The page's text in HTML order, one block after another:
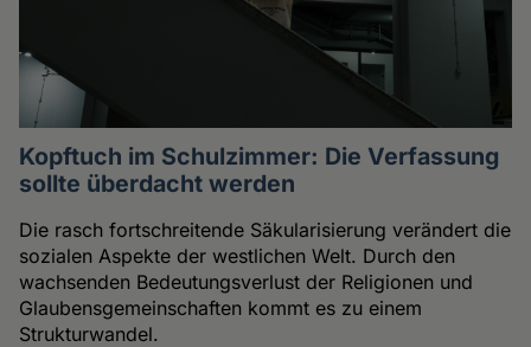
Kopftuch im Schulzimmer: Die Verfassung
sollte überdacht werden
Die rasch fortschreitende Säkularisierung verändert die
sozialen Aspekte der westlichen Welt. Durch den
wachsenden Bedeutungsverlust der Religionen und
Glaubensgemeinschaften kommt es zu einem
Strukturwandel.